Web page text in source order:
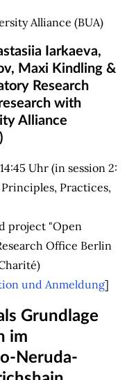
Alliance (BUA)
Iarkaeva,
Maxi Kindling &
Research
with
Alliance
Uhr (in session 2:
Practices,
project "Open
Office Berlin
und Anmeldung]
Grundlage
im
Neruda-